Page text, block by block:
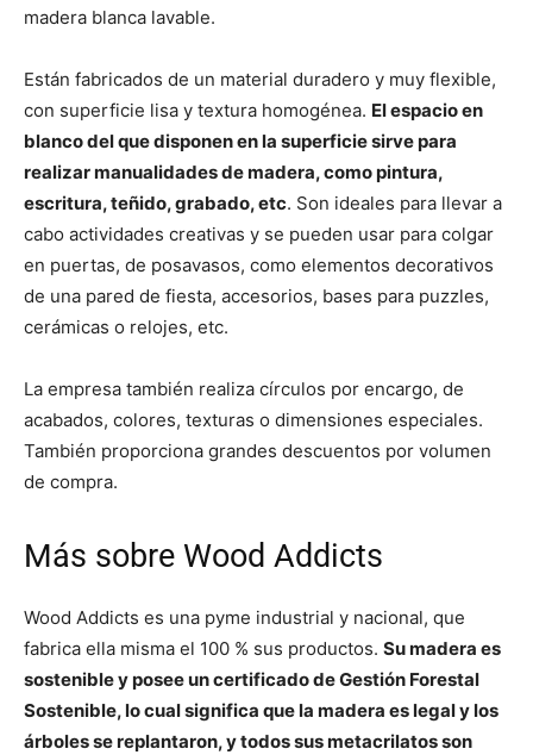
madera blanca lavable.
Están fabricados de un material duradero y muy flexible,
con superficie lisa y textura homogénea. El espacio en
blanco del que disponen en la superficie sirve para
realizar manualidades de madera, como pintura,
escritura, teñido, grabado, etc. Son ideales para llevar a
cabo actividades creativas y se pueden usar para colgar
en puertas, de posavasos, como elementos decorativos
de una pared de fiesta, accesorios, bases para puzzles,
cerámicas o relojes, etc.
La empresa también realiza círculos por encargo, de
acabados, colores, texturas o dimensiones especiales.
También proporciona grandes descuentos por volumen
de compra.
Más sobre Wood Addicts
Wood Addicts es una pyme industrial y nacional, que
fabrica ella misma el 100 % sus productos. Su madera es
sostenible y posee un certificado de Gestión Forestal
Sostenible, lo cual significa que la madera es legal y los
árboles se replantaron, y todos sus metacrilatos son